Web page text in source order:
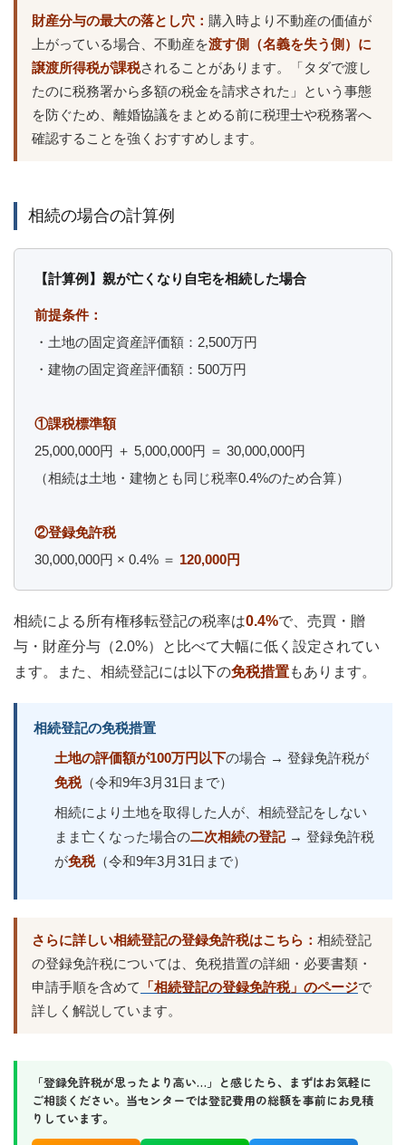
財産分与の最大の落とし穴： 購入時より不動産の価値が
上がっている場合、不動産を渡す側（名義を失う側）に
譲渡所得税が課税されることがあります。「タダで渡し
たのに税務署から多額の税金を請求された」という事態
を防ぐため、離婚協議をまとめる前に税理士や税務署へ
確認することを強くおすすめします。
相続の場合の計算例
【計算例】親が亡くなり自宅を相続した場合
前提条件：
・土地の固定資産評価額：2,500万円
・建物の固定資産評価額：500万円
①課税標準額
25,000,000円 ＋ 5,000,000円 ＝ 30,000,000円
（相続は土地・建物とも同じ税率0.4%のため合算）
②登録免許税
30,000,000円 × 0.4% ＝ 120,000円
相続による所有権移転登記の税率は0.4%で、売買・贈
与・財産分与（2.0%）と比べて大幅に低く設定されてい
ます。また、相続登記には以下の免税措置もあります。
相続登記の免税措置
土地の評価額が100万円以下の場合 → 登録免許税が
免税（令和9年3月31日まで）
相続により土地を取得した人が、相続登記をしない
まま亡くなった場合の二次相続の登記→ 登録免許税
が免税（令和9年3月31日まで）
さらに詳しい相続登記の登録免許税はこちら： 相続登記
の登録免許税については、免税措置の詳細・必要書類・
申請手順を含めて
「相続登記の登録免許税」のページで
詳しく解説しています。
「登録免許税が思ったより高い…」と感じたら、まずはお気軽に
ご相談ください。当センターでは登記費用の総額を事前にお見積
りしています。